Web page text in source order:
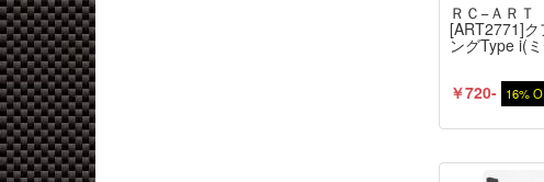
ＲＣ−ＡＲＴ
[ART2771]ク
ングType i(ミ
￥720- 16%